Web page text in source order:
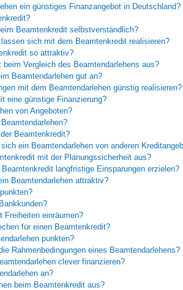
ein günstiges Finanzangebot in Deutschland?
Beamtenkredit selbstverständlich?
sich mit dem Beamtenkredit realisieren?
so attraktiv?
Vergleich des Beamtendarlehens aus?
Beamtendarlehen gut an?
mit dem Beamtendarlehen günstig realisieren?
eine günstige Finanzierung?
von Angeboten?
Beamtenkredit?
ein Beamtendarlehen von anderen
mit der Planungssicherheit aus?
langfristige Einsparungen erzielen?
Beamtendarlehen attraktiv?
Freiheiten einräumen?
für einen Beamtenkredit?
punkten?
Rahmenbedingungen eines Beamtendarlehens?
clever finanzieren?
an?
beim Beamtenkredit aus?